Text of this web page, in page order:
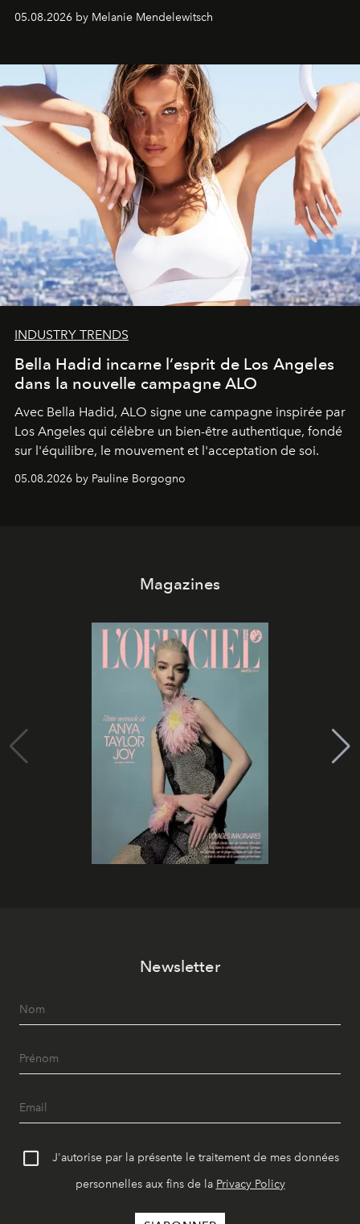
de vivre Romain dans toute son élégance intemporelle.
05.08.2026 by Melanie Mendelewitsch
INDUSTRY TRENDS
Bella Hadid incarne l’esprit de Los Angeles
dans la nouvelle campagne ALO
Avec Bella Hadid, ALO signe une campagne inspirée par
Los Angeles qui célèbre un bien-être authentique, fondé
sur l'équilibre, le mouvement et l'acceptation de soi.
05.08.2026 by Pauline Borgogno
Magazines
Newsletter
J'autorise par la présente le traitement de mes données
personnelles aux fins de la Privacy Policy